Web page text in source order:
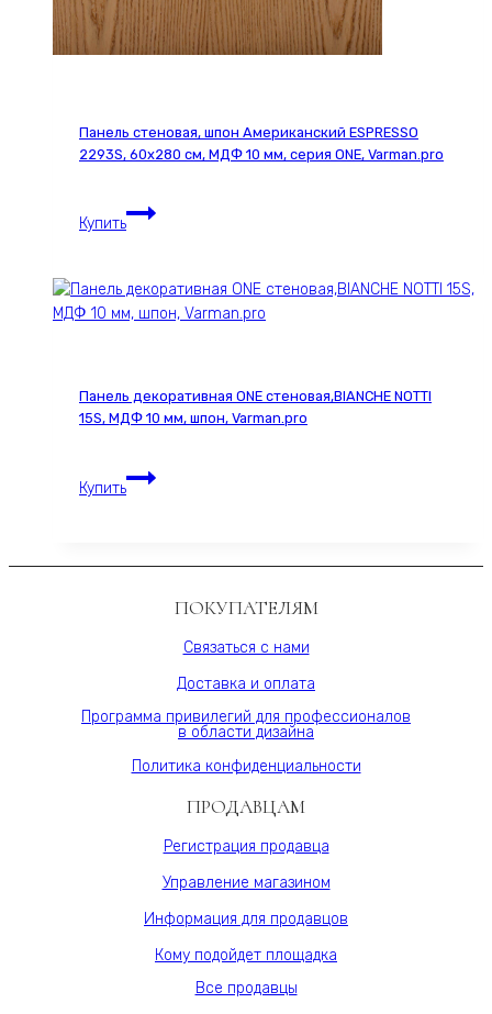
Панель стеновая, шпон Американский ESPRESSO
2293S, 60х280 см, МДФ 10 мм, серия ONE, Varman.pro
Купить
Панель
стеновая,
Американский
ESPRESSO
МДФ
10
серия
ONE,
Панель декоративная ONE стеновая,BIANCHE NOTTI
15S, МДФ 10 мм, шпон, Varman.pro
Купить
Панель
декоративная
NOTTI
Varman.pro
ПОКУПАТЕЛЯМ
Связаться с нами
Доставка и оплата
Программа привилегий для профессионалов
в области дизайна
Политика конфиденциальности
ПРОДАВЦАМ
Регистрация продавца
Управление магазином
Информация для продавцов
Кому подойдет площадка
Все продавцы